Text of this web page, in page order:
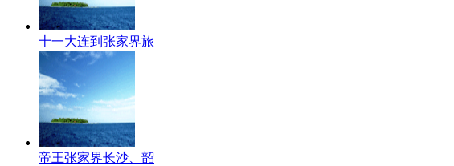
十一大连到张家界旅
帝王张家界长沙、韶